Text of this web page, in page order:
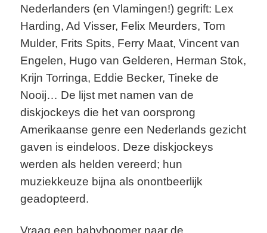
Nederlanders (en Vlamingen!) gegrift: Lex
Harding, Ad Visser, Felix Meurders, Tom
Mulder, Frits Spits, Ferry Maat, Vincent van
Engelen, Hugo van Gelderen, Herman Stok,
Krijn Torringa, Eddie Becker, Tineke de
Nooij… De lijst met namen van de
diskjockeys die het van oorsprong
Amerikaanse genre een Nederlands gezicht
gaven is eindeloos. Deze diskjockeys
werden als helden vereerd; hun
muziekkeuze bijna als onontbeerlijk
geadopteerd.
Vraag een babyboomer naar de